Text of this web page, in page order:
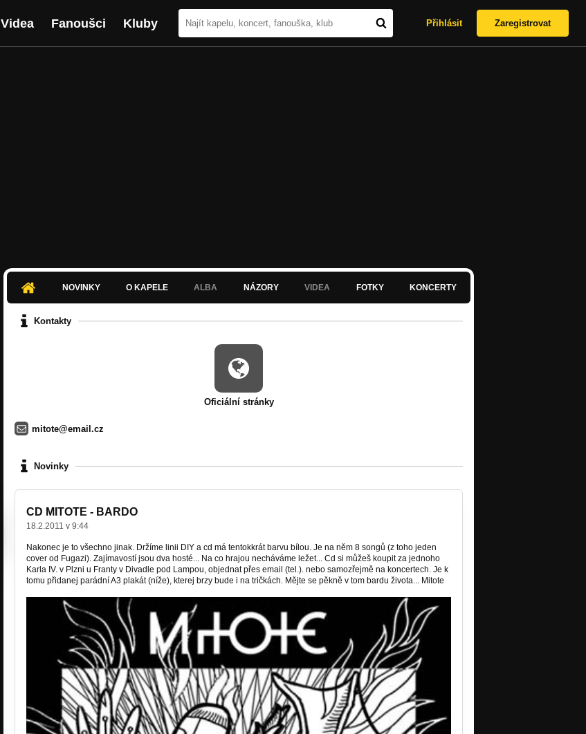
Videa Fanoušci Kluby Přihlásit Zaregistrovat
NOVINKY O KAPELE ALBA NÁZORY VIDEA FOTKY KONCERTY
Kontakty
Oficiální stránky
mitote@email.cz
Novinky
CD MITOTE - BARDO
18.2.2011 v 9:44
Nakonec je to všechno jinak. Držíme linii DIY a cd má tentokkrát barvu bílou. Je na něm 8 songů (z toho jeden
cover od Fugazi). Zajímavostí jsou dva hosté... Na co hrajou necháváme ležet... Cd si můžeš koupit za jednoho
Karla IV. v Plzni u Franty v Divadle pod Lampou, objednat přes email (tel.). nebo samozřejmě na koncertech. Je k
tomu přidanej parádní A3 plakát (níže), kterej brzy bude i na tričkách. Mějte se pěkně v tom bardu života... Mitote